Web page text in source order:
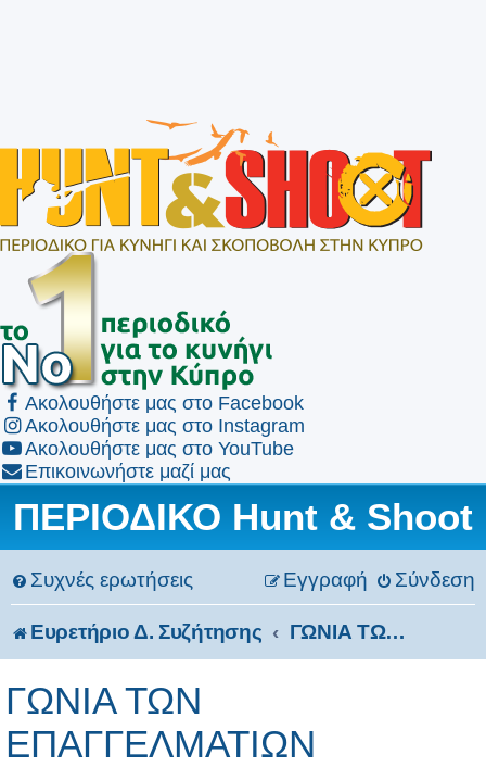
Ακολουθήστε μας στο Facebook
Ακολουθήστε μας στο Instagram
Ακολουθήστε μας στο YouTube
Επικοινωνήστε μαζί μας
ΠΕΡΙΟΔΙΚΟ Hunt & Shoot
Συχνές ερωτήσεις Σύνδεση
Εγγραφή
Ευρετήριο Δ. Συζήτησης ΓΩΝΙΑ ΤΩΝ ΕΠΑΓΓΕΛΜΑΤΙΩΝ
ΓΩΝΙΑ ΤΩΝ
ΕΠΑΓΓΕΛΜΑΤΙΩΝ